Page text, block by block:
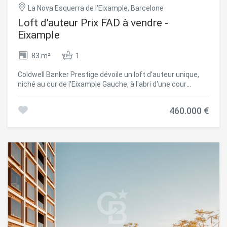
La Nova Esquerra de l'Eixample, Barcelone
Loft d'auteur Prix FAD à vendre -
Eixample
83 m² 1
Coldwell Banker Prestige dévoile un loft d'auteur unique,
niché au cur de l'Eixample Gauche, à l'abri d'une cour
intégralement repensé en 2020 par le prestigieux cabinet
Prix FAD d'Architecture 2021, il incarne une pièce
d'exception sur le marché immobilier barcelonais. Le
volume à double hauteur s'articule autour d'un vaste puits
de lumière orienté vers la mer, baignant l'espace d'une
clarté naturelle tout au long de la journée. Le rez-de-
chaussée accueille une cuisine élégante, entièrement
équipée, et une salle de bains en marbre habillée d'une
douche en miroir. À l'étage, 25 m² d'intimité abritent de
nombreux rangements intégrés. Une fine escalier
460.000 €